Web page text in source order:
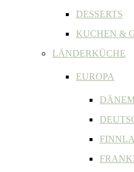
DESSERTS
KUCHEN &
LÄNDERKÜCHE
EUROPA